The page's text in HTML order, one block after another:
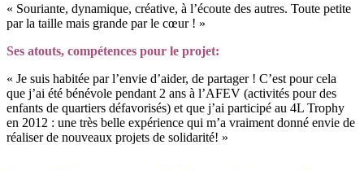
« Souriante, dynamique, créative, à l’écoute des autres. Toute petite
par la taille mais grande par le cœur ! »
Ses atouts, compétences pour le projet:
« Je suis habitée par l’envie d’aider, de partager ! C’est pour cela
que j’ai été bénévole pendant 2 ans à l’AFEV (activités pour des
enfants de quartiers défavorisés) et que j’ai participé au 4L Trophy
en 2012 : une très belle expérience qui m’a vraiment donné envie de
réaliser de nouveaux projets de solidarité! »